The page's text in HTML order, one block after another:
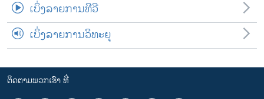
ເບິ່ງລາຍການທີວີ
ເບິ່ງລາຍການວິທະຍຸ
ຕິດຕາມພວກເຮົາ ທີ່